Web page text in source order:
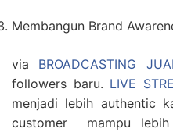
Membangun Brand
via BROADCASTING
followers baru. LIVE
menjadi lebih authentic
customer mampu